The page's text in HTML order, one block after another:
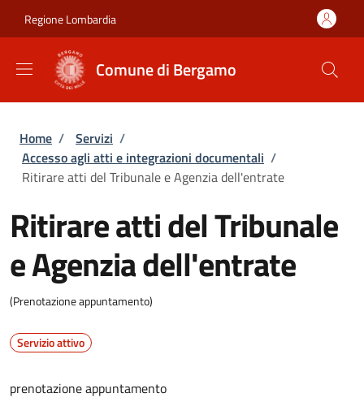
Regione Lombardia
Comune di Bergamo
Briciole di pane
Home / Servizi /
Accesso agli atti e integrazioni documentali /
Ritirare atti del Tribunale e Agenzia dell'entrate
Ritirare atti del Tribunale
e Agenzia dell'entrate
(Prenotazione appuntamento)
Servizio attivo
prenotazione appuntamento